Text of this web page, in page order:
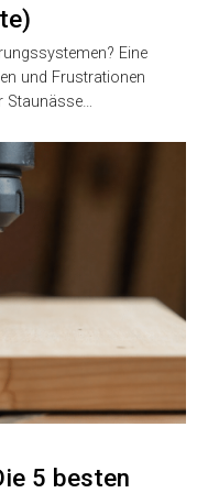
Eine
und Frustrationen
Staunässe…
5 besten